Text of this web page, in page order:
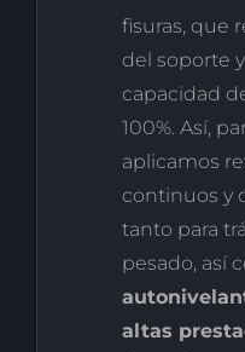
fisuras, que
del soporte
capacidad
100%. Así,
aplicamos
continuos y
tanto para
pesado, así
altas